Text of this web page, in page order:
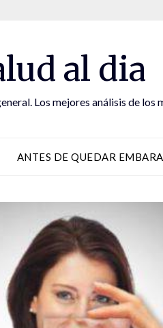
al dia
Los mejores análisis de los
ANTES DE QUEDAR